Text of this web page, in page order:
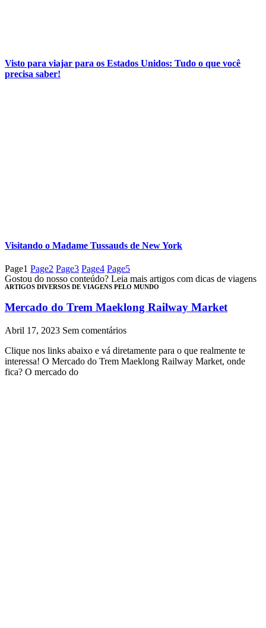
Visto para viajar para os Estados Unidos: Tudo o que você
precisa saber!
Visitando o Madame Tussauds de New York
Page1 Page2 Page3 Page4 Page5
Gostou do nosso conteúdo? Leia mais artigos com dicas de viagens
ARTIGOS DIVERSOS DE VIAGENS PELO MUNDO​
Mercado do Trem Maeklong Railway Market
Abril 17, 2023 Sem comentários
Clique nos links abaixo e vá diretamente para o que realmente te
interessa! O Mercado do Trem Maeklong Railway Market, onde
fica? O mercado do